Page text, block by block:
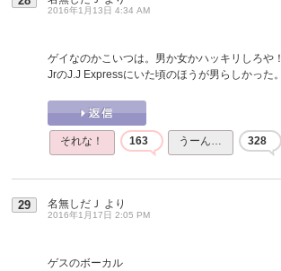
2016年1月13日 4:34 AM
ゲイなのかこいつは。男か女かハッキリしろや！
JrのJ.J Expressにいた頃のほうが男らしかった。
それな！ 163 うーん… 328
29 名無しだＪ より
2016年1月17日 2:05 PM
ゲスのボーカル